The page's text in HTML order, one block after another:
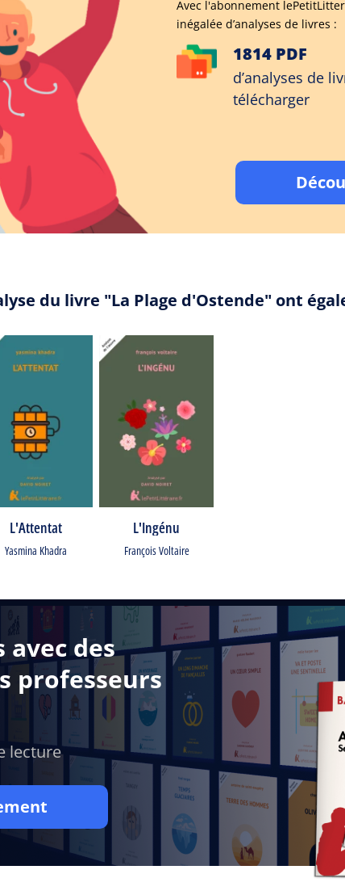
Avec l'abonnement
inégalée d’analyses de livres :
1814 PDF
d’analyses de
télécharger
du livre "La Plage d'Ostende" ont
L'Attentat
Yasmina Khadra
L'Ingénu
François Voltaire
avec des
professeurs
lecture